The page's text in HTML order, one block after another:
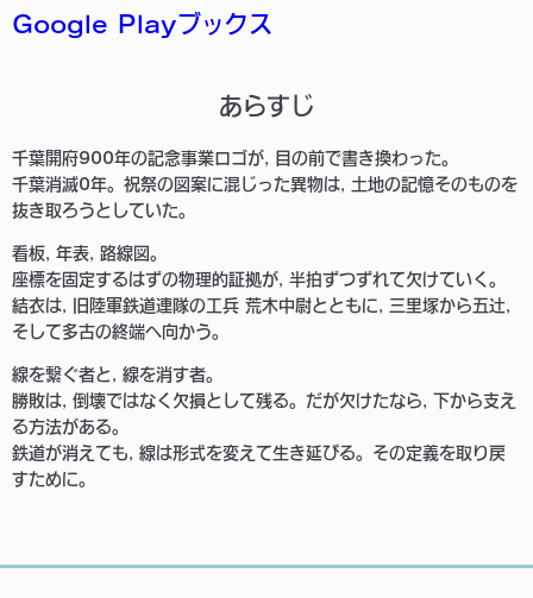
Google Playブックス
あらすじ
千葉開府900年の記念事業ロゴが, 目の前で書き換わった。
千葉消滅0年。祝祭の図案に混じった異物は, 土地の記憶そのものを
抜き取ろうとしていた。
看板, 年表, 路線図。
座標を固定するはずの物理的証拠が, 半拍ずつずれて欠けていく。
結衣は, 旧陸軍鉄道連隊の工兵 荒木中尉とともに, 三里塚から五辻,
そして多古の終端へ向かう。
線を繋ぐ者と, 線を消す者。
勝敗は, 倒壊ではなく欠損として残る。だが欠けたなら, 下から支え
る方法がある。
鉄道が消えても, 線は形式を変えて生き延びる。その定義を取り戻
すために。